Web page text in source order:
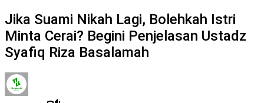
Jika Suami Nikah Lagi, Bolehkah Istri
Minta Cerai? Begini Penjelasan Ustadz
Syafiq Riza Basalamah